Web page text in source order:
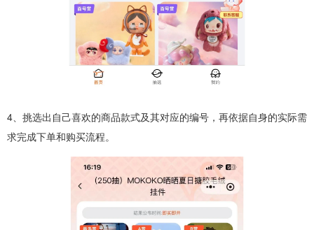
4、挑选出自己喜欢的商品款式及其对应的编号，再依据自身的实际需
求完成下单和购买流程。